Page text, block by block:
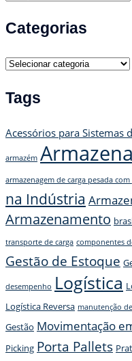
Categorias
Categorias
Tags
Acessórios para Sistemas
armazém
armazenagem de carga pesada
na Indústria
Armazenamento
transporte de carga componentes
Gestão de Estoque
desempenho Logística
Logística Reversa manutenção
Gestão Movimentação
Picking Porta Pallets